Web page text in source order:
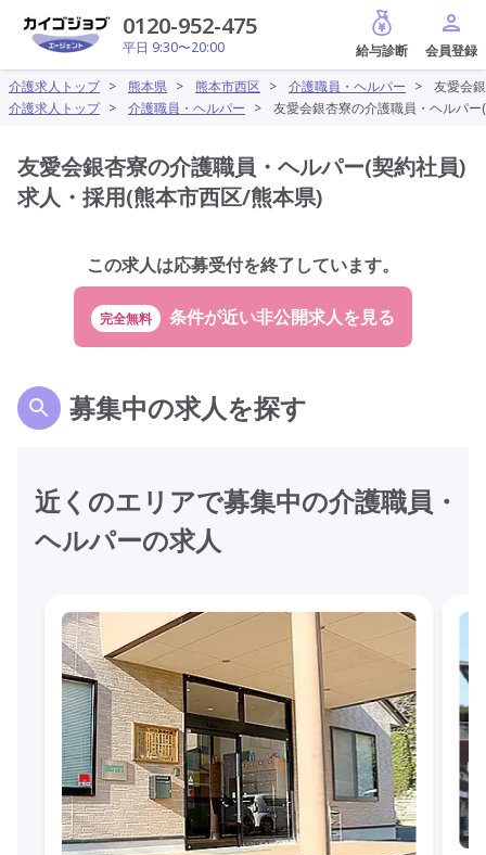
0120-952-475
平日 9:30〜20:00
給与診断
介護求人トップ > 熊本県 > 熊本市西区 > 介護職員・ヘルパー >
友愛会
介護求人トップ > 介護職員・ヘルパー > 友愛会銀杏寮の介護職員・ヘルパ
友愛会銀杏寮の介護職員・ヘルパー(契約社員)
求人・採用(熊本市西区/熊本県)
この求人は応募受付を終了しています。
完全無料
募集中の求人を探す
近くのエリアで募集中の介護職員・
ヘルパーの求人